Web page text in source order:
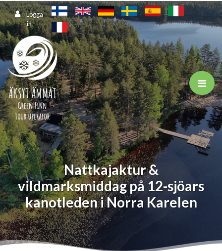
Hoppa till huvudinnehåll
Logga
in
Nattkajaktur &
vildmarksmiddag på 12-sjöars
kanotleden i Norra Karelen